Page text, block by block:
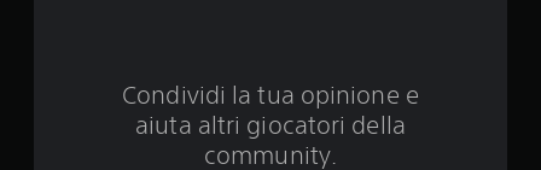
Condividi la tua opinione e
aiuta altri giocatori della
community.